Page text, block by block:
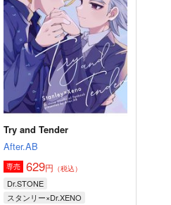
ネコトサケ
944 円（税込）
蜂楽廻×潔世一
サンプル 作品詳細
Try and Tender
After.AB
専売 629円 （税込）
Dr.STONE
スタンリー×Dr.XENO